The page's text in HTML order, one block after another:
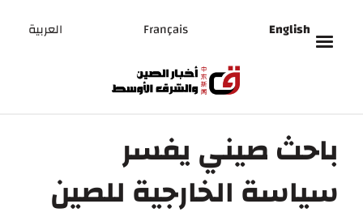
English
Français العربية
باحث صيني يفسر
سياسة الخارجية للصين